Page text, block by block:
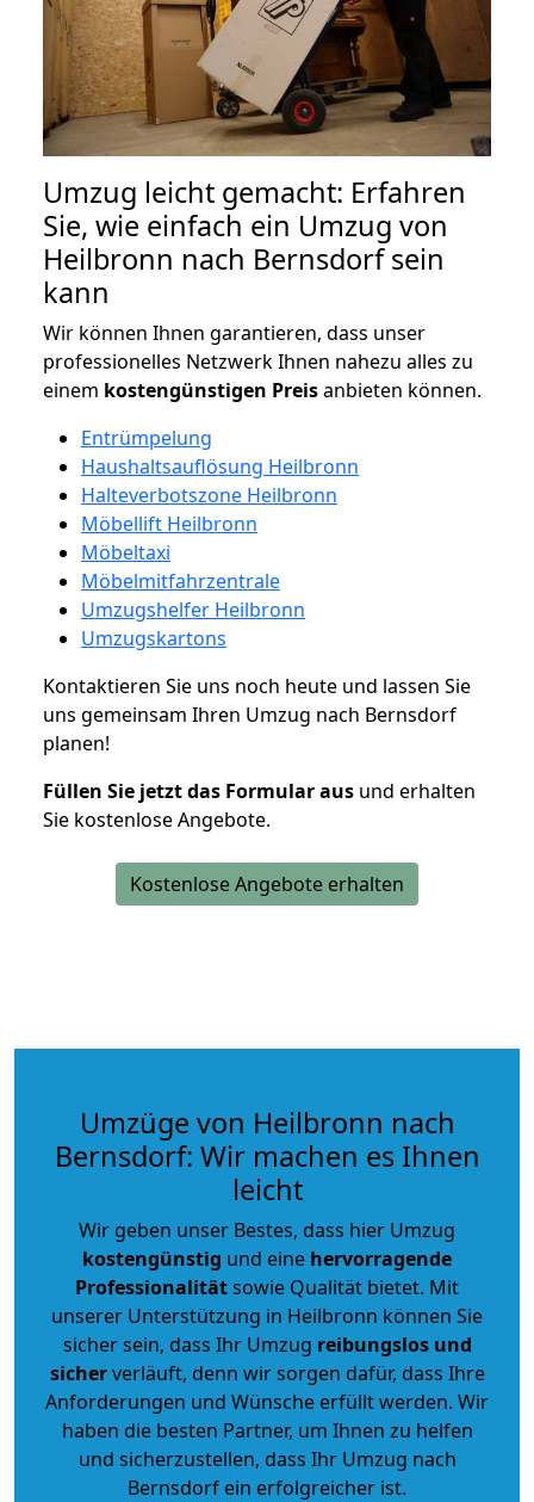
Umzug leicht gemacht: Erfahren
Sie, wie einfach ein Umzug von
Heilbronn nach Bernsdorf sein
kann
Wir können Ihnen garantieren, dass unser
professionelles Netzwerk Ihnen nahezu alles zu
einem kostengünstigen Preisanbieten können.
Entrümpelung
Haushaltsauflösung Heilbronn
Halteverbotszone Heilbronn
Möbellift Heilbronn
Möbeltaxi
Möbelmitfahrzentrale
Umzugshelfer Heilbronn
Umzugskartons
Kontaktieren Sie uns noch heute und lassen Sie
uns gemeinsam Ihren Umzug nach Bernsdorf
planen!
Füllen Sie jetzt das Formular aus und erhalten
Sie kostenlose Angebote.
Kostenlose Angebote erhalten
Umzüge von Heilbronn nach
Bernsdorf: Wir machen es Ihnen
leicht
Wir geben unser Bestes, dass hier Umzug
kostengünstig und eine hervorragende
Professionalitätsowie Qualität bietet. Mit
unserer Unterstützung in Heilbronn können Sie
sicher sein, dass Ihr Umzug reibungslos und
sicherverläuft, denn wir sorgen dafür, dass Ihre
Anforderungen und Wünsche erfüllt werden. Wir
haben die besten Partner, um Ihnen zu helfen
und sicherzustellen, dass Ihr Umzug nach
Bernsdorf ein erfolgreicher ist.